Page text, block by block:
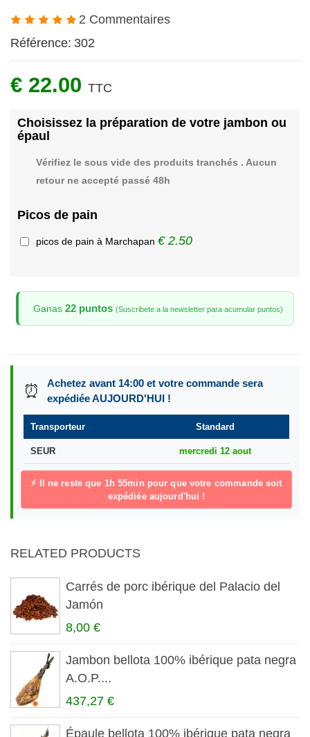
2 Commentaires
Référence: 302
€ 22.00 TTC
Choisissez la préparation de votre jambon ou
épaul
Vérifiez le sous vide des produits tranchés . Aucun
retour ne accepté passé 48h
Picos de pain
picos de pain à Marchapan € 2.50
Ganas 22 puntos (Suscribete a la newsletter para acumular puntos)
⏰
Achetez avant 14:00 et votre commande sera
expédiée AUJOURD'HUI !
Transporteur Standard
SEUR mercredi 12 aout
⚡ Il ne reste que 1h 55minpour que votre commande soit
expédiée aujourd'hui !
RELATED PRODUCTS
Carrés de porc ibérique del Palacio del
Jamón
8,00 €
Jambon bellota 100% ibérique pata negra
A.O.P....
437,27 €
Épaule bellota 100% ibérique pata negra